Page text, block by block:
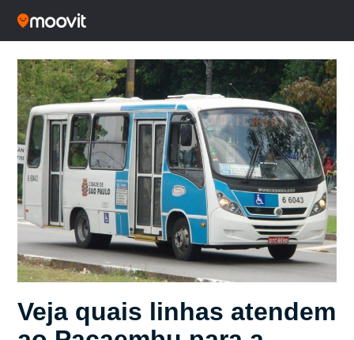
Veja quais linhas atendem